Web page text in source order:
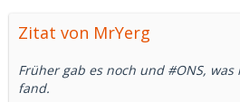
Zitat von MrYerg
Früher gab es noch und #ONS,
fand.